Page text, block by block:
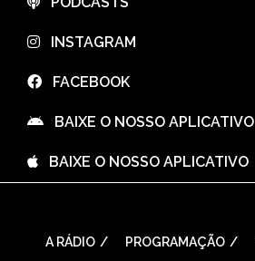
⠀INSTAGRAM
⠀FACEBOOK
⠀BAIXE O NOSSO APLICATIVO
⠀BAIXE O NOSSO APLICATIVO
A RÁDIO PROGRAMAÇÃO